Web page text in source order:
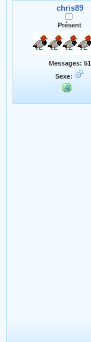
chris89
Présent
Messages: 51
Sexe: